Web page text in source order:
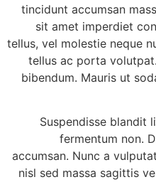
tincidunt accumsan
sit amet imperdiet
tellus, vel molestie neque
tellus ac porta
bibendum. Mauris ut
Suspendisse blandit
fermentum non.
accumsan. Nunc a
nisl sed massa sagittis